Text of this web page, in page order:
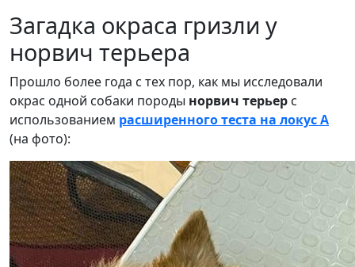
Загадка окраса гризли у
норвич терьера
Прошло более года с тех пор, как мы исследовали
окрас одной собаки породы норвич терьер с
использованием расширенного теста на локус A
(на фото):